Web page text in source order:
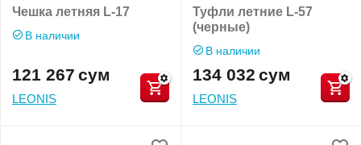
Чешка летняя L-17
В наличии
121 267 сум
LEONIS
Туфли летние L-57
(черные)
В наличии
134 032 сум
LEONIS